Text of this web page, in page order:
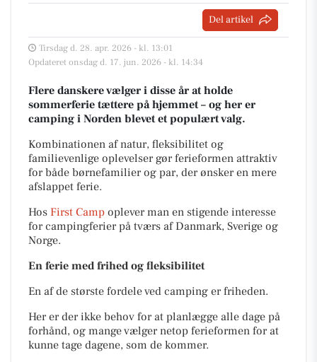
Del artikel
Tirsdag d. 28. apr. 2026 - kl. 13:01
Opdateret onsdag d. 17. jun. 2026 - kl. 14:34
Flere danskere vælger i disse år at holde
sommerferie tættere på hjemmet – og her er
camping i Norden blevet et populært valg.
Kombinationen af natur, fleksibilitet og
familievenlige oplevelser gør ferieformen attraktiv
for både børnefamilier og par, der ønsker en mere
afslappet ferie.
Hos First Camp oplever man en stigende interesse
for campingferier på tværs af Danmark, Sverige og
Norge.
En ferie med frihed og fleksibilitet
En af de største fordele ved camping er friheden.
Her er der ikke behov for at planlægge alle dage på
forhånd, og mange vælger netop ferieformen for at
kunne tage dagene, som de kommer.